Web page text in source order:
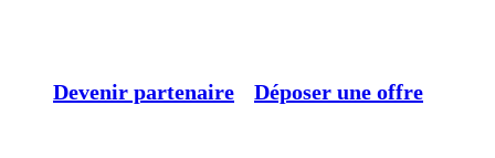
Devenir partenaire Déposer une offre